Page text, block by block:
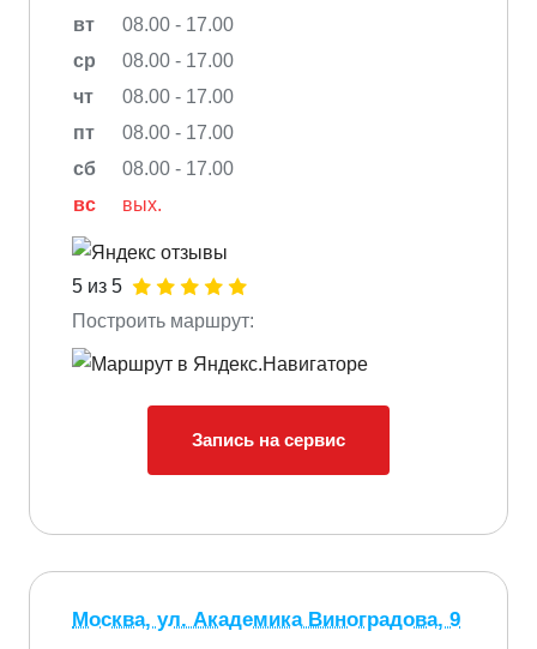
вт
08.00 - 17.00
ср
08.00 - 17.00
чт
08.00 - 17.00
пт
08.00 - 17.00
сб
08.00 - 17.00
вс
вых.
5 из 5
Построить маршрут:
Запись на сервис
Москва, ул. Академика Виноградова, 9